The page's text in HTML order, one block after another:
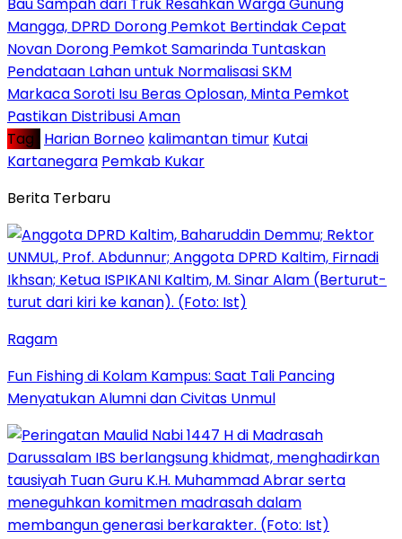
Mangga, DPRD Dorong Pemkot Bertindak Cepat
Novan Dorong Pemkot Samarinda Tuntaskan
Pendataan Lahan untuk Normalisasi SKM
Markaca Soroti Isu Beras Oplosan, Minta Pemkot
Pastikan Distribusi Aman
Tag : Harian Borneo kalimantan timur Kutai
Kartanegara Pemkab Kukar
Berita Terbaru
Ragam
Fun Fishing di Kolam Kampus: Saat Tali Pancing
Menyatukan Alumni dan Civitas Unmul